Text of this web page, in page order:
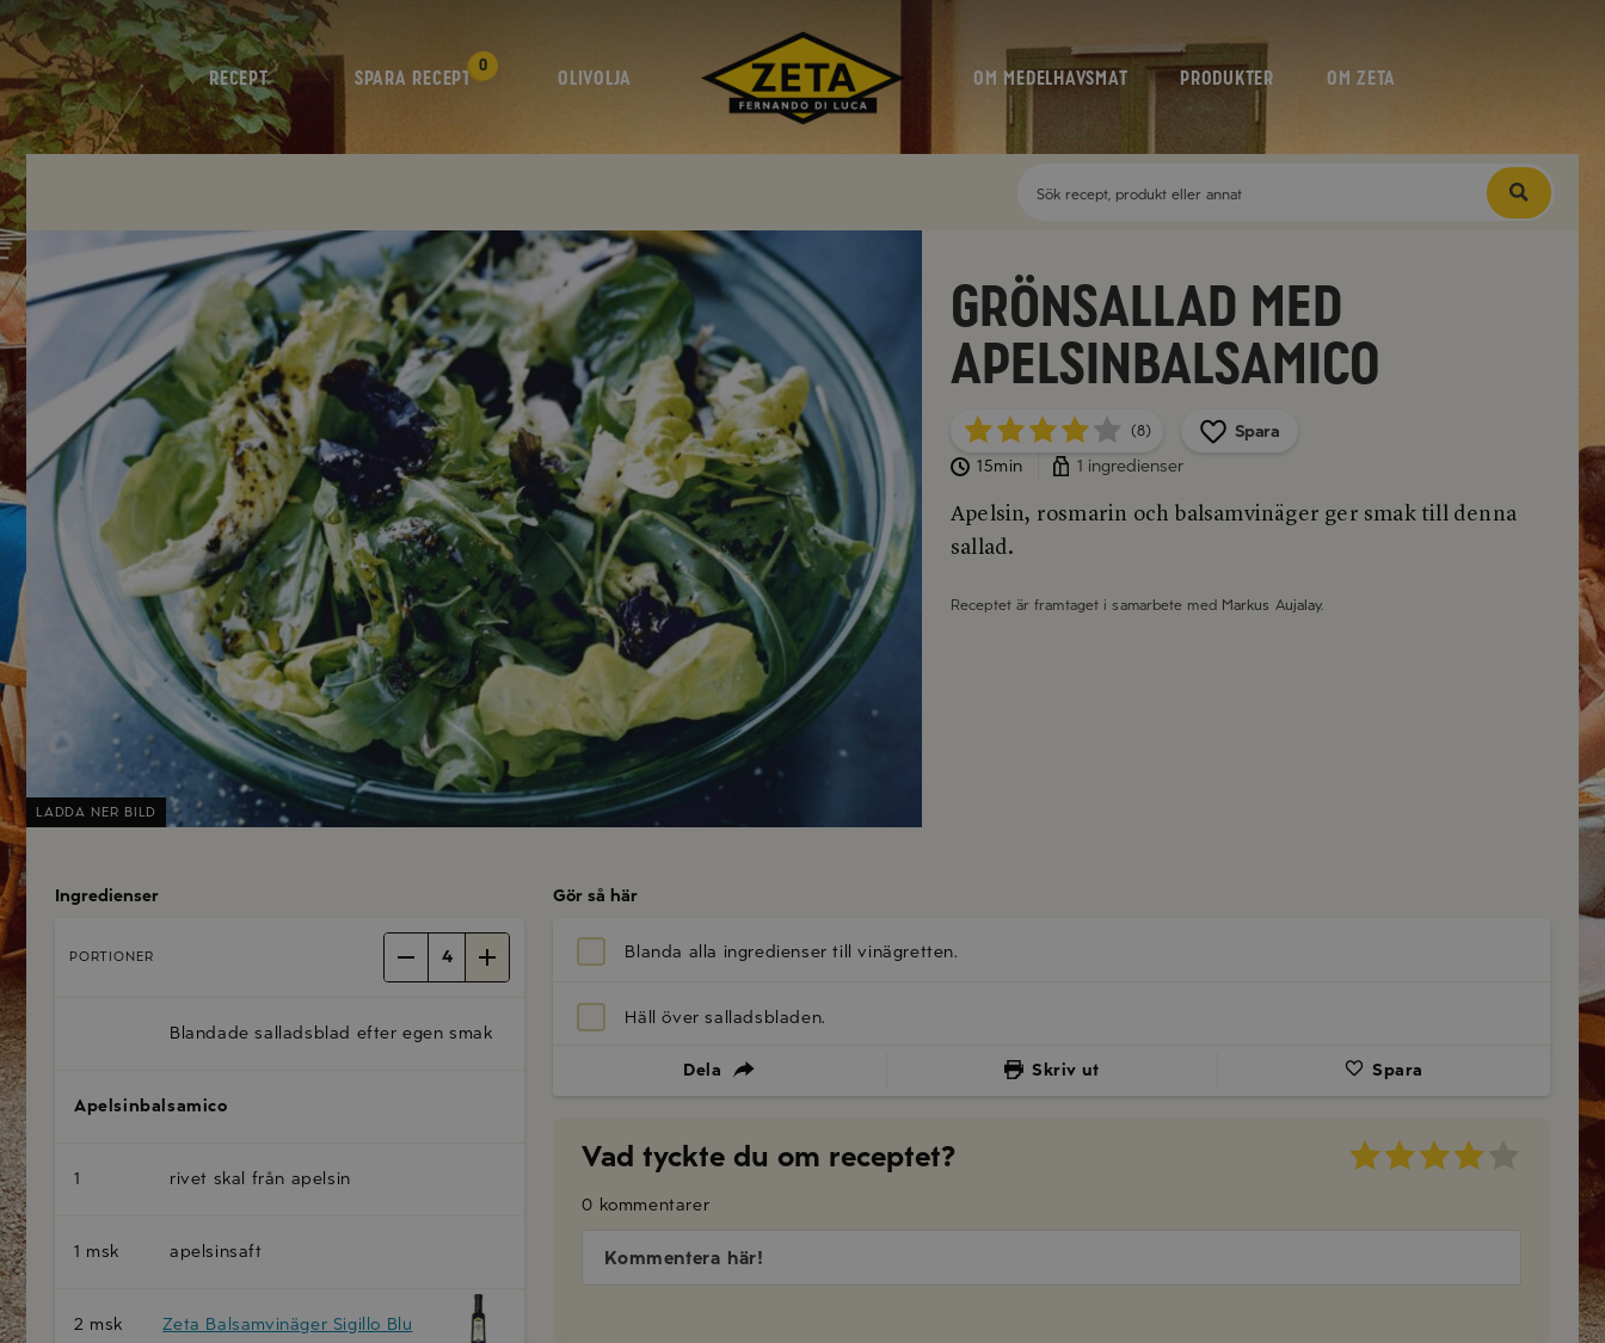
RECEPT SPARA RECEPT
0
OLIVOLJA OM MEDELHAVSMAT PRODUKTER OM ZETA
LADDA NER BILD
Grönsallad med
apelsinbalsamico
(8)
Spara
15min
1 ingredienser
Apelsin, rosmarin och balsamvinäger ger smak till denna
sallad.
Receptet är framtaget i samarbete med Markus Aujalay.
Ingredienser
PORTIONER 4
Blandade salladsblad efter egen smak
Apelsinbalsamico
1 rivet skal från apelsin
1 msk apelsinsaft
2 msk Zeta Balsamvinäger Sigillo Blu
Gör så här
Blanda alla ingredienser till vinägretten.
Häll över salladsbladen.
Dela Skriv ut Spara
Vad tyckte du om receptet?
0 kommentarer
Kommentera här!